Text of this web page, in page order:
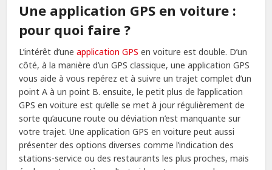
Une application GPS en voiture :
pour quoi faire ?
L’intérêt d’uneapplication GPS en voiture est double. D’un
côté, à la manière d’un GPS classique, une application GPS
vous aide à vous repérez et à suivre un trajet complet d’un
point A à un point B. ensuite, le petit plus de l’application
GPS en voiture est qu’elle se met à jour régulièrement de
sorte qu’aucune route ou déviation n’est manquante sur
votre trajet. Une application GPS en voiture peut aussi
présenter des options diverses comme l’indication des
stations-service ou des restaurants les plus proches, mais